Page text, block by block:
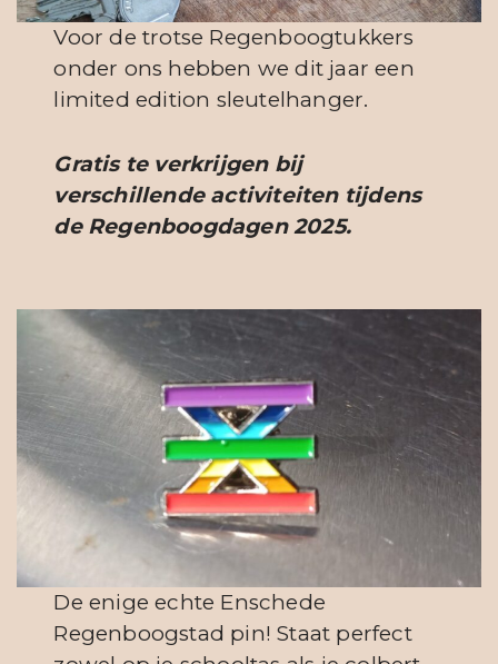
Voor de trotse Regenboogtukkers
onder ons hebben we dit jaar een
limited edition sleutelhanger.
Gratis te verkrijgen bij
verschillende activiteiten tijdens
de Regenboogdagen 2025.
De enige echte Enschede
Regenboogstad pin! Staat perfect